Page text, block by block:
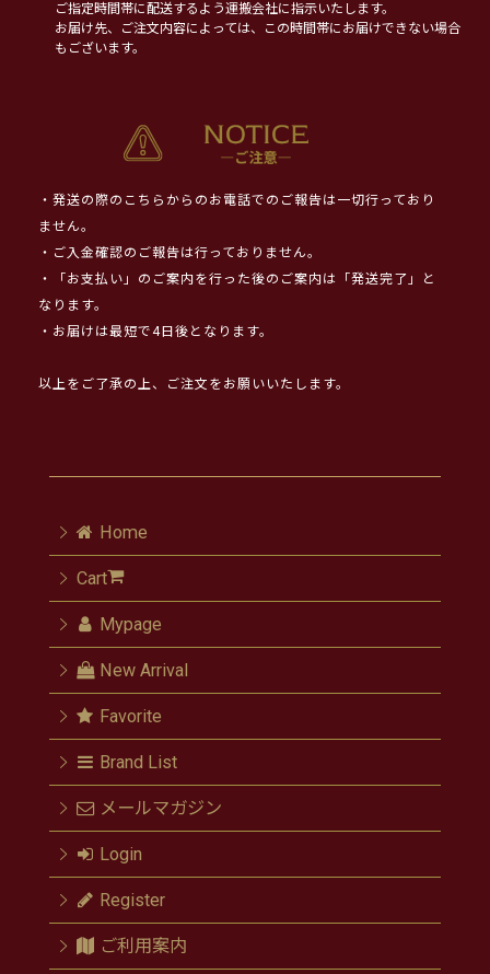
ご指定時間帯に配送するよう運搬会社に指示いたします。
お届け先、ご注文内容によっては、この時間帯にお届けできない場合
もございます。
・発送の際のこちらからのお電話でのご報告は一切行っており
ません。
・ご入金確認のご報告は行っておりません。
・「お支払い」のご案内を行った後のご案内は「発送完了」と
なります。
・お届けは最短で4日後となります。
以上をご了承の上、ご注文をお願いいたします。
Home
Cart
Mypage
New Arrival
Favorite
Brand List
メールマガジン
Login
Register
ご利用案内